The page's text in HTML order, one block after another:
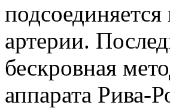
артерии.
бескровная
аппарата Рива-